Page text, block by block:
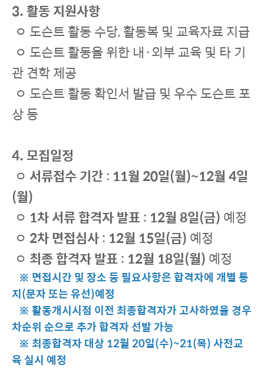
3. 활동 지원사항
ㅇ 도슨트 활동 수당, 활동복 및 교육자료 지급
ㅇ 도슨트 활동을 위한 내·외부 교육 및 타 기
관 견학 제공
ㅇ 도슨트 활동 확인서 발급 및 우수 도슨트 포
상 등
4. 모집일정
ㅇ 서류접수 기간: 11월 20일(월)~12월 4일
(월)
ㅇ 1차 서류 합격자 발표: 12월 8일(금) 예정
ㅇ 2차 면접심사: 12월 15일(금) 예정
ㅇ 최종 합격자 발표: 12월 18일(월) 예정
※ 면접시간 및 장소 등 필요사항은 합격자에 개별 통
지(문자 또는 유선)예정
※ 활동개시시점 이전 최종합격자가 고사하였을 경우
차순위 순으로 추가 합격자 선발 가능
※ 최종합격자 대상 12월 20일(수)~21(목) 사전교
육 실시 예정